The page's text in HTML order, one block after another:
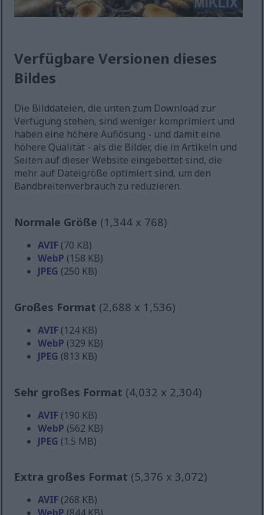
Verfügbare Versionen dieses
Bildes
Die Bilddateien, die unten zum Download zur
Verfügung stehen, sind weniger komprimiert und
haben eine höhere Auflösung - und damit eine
höhere Qualität - als die Bilder, die in Artikeln und
Seiten auf dieser Website eingebettet sind, die
mehr auf Dateigröße optimiert sind, um den
Bandbreitenverbrauch zu reduzieren.
Normale Größe (1,344 x 768)
AVIF (70 KB)
WebP (158 KB)
JPEG (250 KB)
Großes Format (2,688 x 1,536)
AVIF (124 KB)
WebP (329 KB)
JPEG (813 KB)
Sehr großes Format (4,032 x 2,304)
AVIF (190 KB)
WebP (562 KB)
JPEG (1.5 MB)
Extra großes Format (5,376 x 3,072)
AVIF (268 KB)